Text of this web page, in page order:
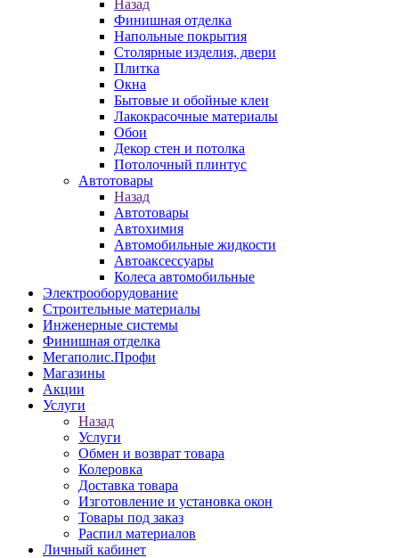
Назад
Финишная отделка
Напольные покрытия
Столярные изделия, двери
Плитка
Окна
Бытовые и обойные клеи
Лакокрасочные материалы
Обои
Декор стен и потолка
Потолочный плинтус
Автотовары
Назад
Автотовары
Автохимия
Автомобильные жидкости
Автоаксессуары
Колеса автомобильные
Электрооборудование
Строительные материалы
Инженерные системы
Финишная отделка
Мегаполис.Профи
Магазины
Акции
Услуги
Назад
Услуги
Обмен и возврат товара
Колеровка
Доставка товара
Изготовление и установка окон
Товары под заказ
Распил материалов
Личный кабинет